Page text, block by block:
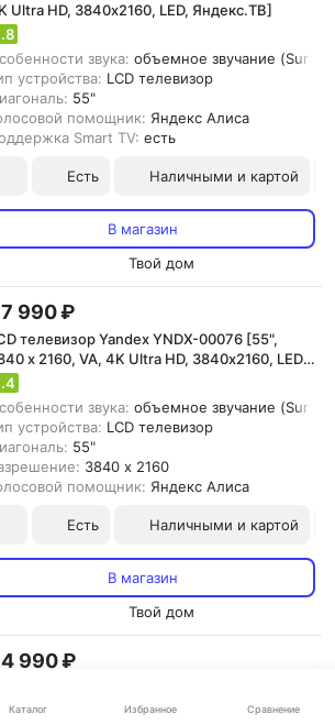
Каталог Избранное Сравнение
Ultra HD, 3840х2160, LED, Яндекс.ТВ]
звука: объемное звучание
устройства: LCD телевизор
55"
помощник: Яндекс Алиса
Smart TV: есть
Есть Наличными и картой
В магазин
Твой дом
990 ₽
телевизор Yandex YNDX-00076 [55",
x 2160, VA, 4K Ultra HD, 3840х2160, LED,
звука: объемное звучание
устройства: LCD телевизор
55"
3840 x 2160
помощник: Яндекс Алиса
Есть Наличными и картой
В магазин
Твой дом
990 ₽
x 2160, VA, 4K Ultra HD, 3840х2160,